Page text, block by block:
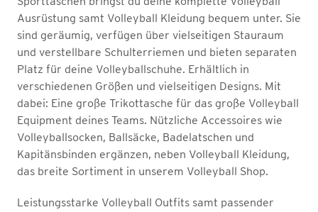
Ausrüstung samt Volleyball Kleidung bequem unter. Sie
sind geräumig, verfügen über vielseitigen Stauraum
und verstellbare Schulterriemen und bieten separaten
Platz für deine Volleyballschuhe. Erhältlich in
verschiedenen Größen und vielseitigen Designs. Mit
dabei: Eine große Trikottasche für das große Volleyball
Equipment deines Teams. Nützliche Accessoires wie
Volleyballsocken, Ballsäcke, Badelatschen und
Kapitänsbinden ergänzen, neben Volleyball Kleidung,
das breite Sortiment in unserem Volleyball Shop.
Leistungsstarke Volleyball Outfits samt passender